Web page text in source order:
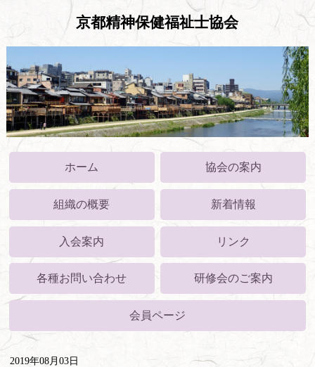
京都精神保健福祉士協会
ホーム 協会の案内
組織の概要 新着情報
入会案内 リンク
各種お問い合わせ 研修会のご案内
会員ページ
2019年08月03日